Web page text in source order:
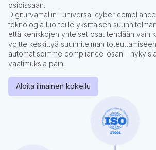
osioissaan.
Digiturvamallin "universal cyber
teknologia luo teille yksittäisen
että kehikkojen yhteiset osat tehdään vain
voitte keskittyä suunnitelman
automatisoimme compliance-osan -
vaatimuksia päin.
Aloita ilmainen kokeilu